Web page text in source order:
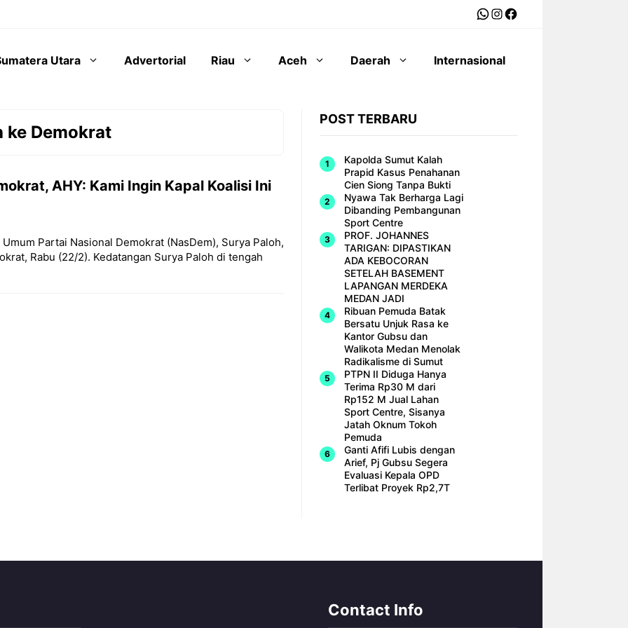
WhatsApp
Instagram
Facebook
Utara Advertorial Riau Aceh Daerah Internasional
ke Demokrat
AHY: Kami Ingin Kapal Koalisi Ini
Partai Nasional Demokrat (NasDem), Surya Paloh,
Rabu (22/2). Kedatangan Surya Paloh di tengah
POST TERBARU
Kapolda Sumut Kalah
Prapid Kasus Penahanan
Cien Siong Tanpa Bukti
Nyawa Tak Berharga Lagi
Dibanding Pembangunan
Sport Centre
PROF. JOHANNES
TARIGAN: DIPASTIKAN
ADA KEBOCORAN
SETELAH BASEMENT
LAPANGAN MERDEKA
MEDAN JADI
Ribuan Pemuda Batak
Bersatu Unjuk Rasa ke
Kantor Gubsu dan
Walikota Medan Menolak
Radikalisme di Sumut
PTPN II Diduga Hanya
Terima Rp30 M dari
Rp152 M Jual Lahan
Sport Centre, Sisanya
Jatah Oknum Tokoh
Pemuda
Ganti Afifi Lubis dengan
Arief, Pj Gubsu Segera
Evaluasi Kepala OPD
Terlibat Proyek Rp2,7T
Contact Info